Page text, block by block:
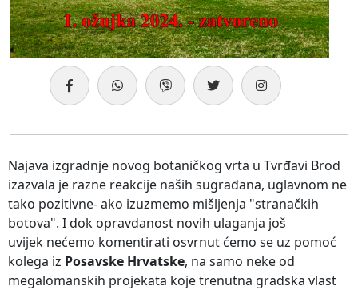
Najava izgradnje novog botaničkog vrta u Tvrđavi Brod
izazvala je razne reakcije naših sugrađana, uglavnom ne
tako pozitivne- ako izuzmemo mišljenja "stranačkih
botova". I dok opravdanost novih ulaganja još
uvijek nećemo komentirati osvrnut ćemo se uz pomoć
kolega iz Posavske Hrvatske, na samo neke od
megalomanskih projekata koje trenutna gradska vlast